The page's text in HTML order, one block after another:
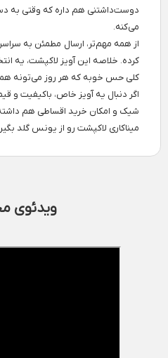
دوست‌داشتنی هم داره که وقتی به
می‌کنه.
از همه مهم‌تر، ارسال مطمئن به
کرده. خلاصه این آویز لاکپشت، یه
کلی حس خوبه که هر روز می‌تونه
اگر دنبال یه آویز خاص، باکیفیت
شیک و امکان خرید اقساطی هم داشته
میناکاری لاکپشت رو از یونس گلد
ویدئوی